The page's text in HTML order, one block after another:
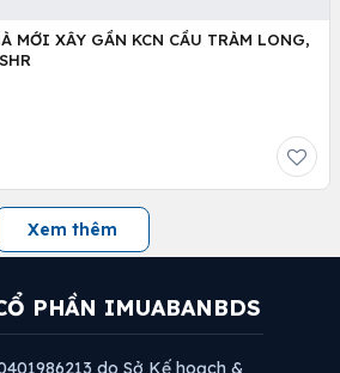
MỚI XÂY GẦN KCN CẦU TRÀM LONG,
Xem thêm
PHẦN IMUABANBDS
do Sở Kế hoạch &